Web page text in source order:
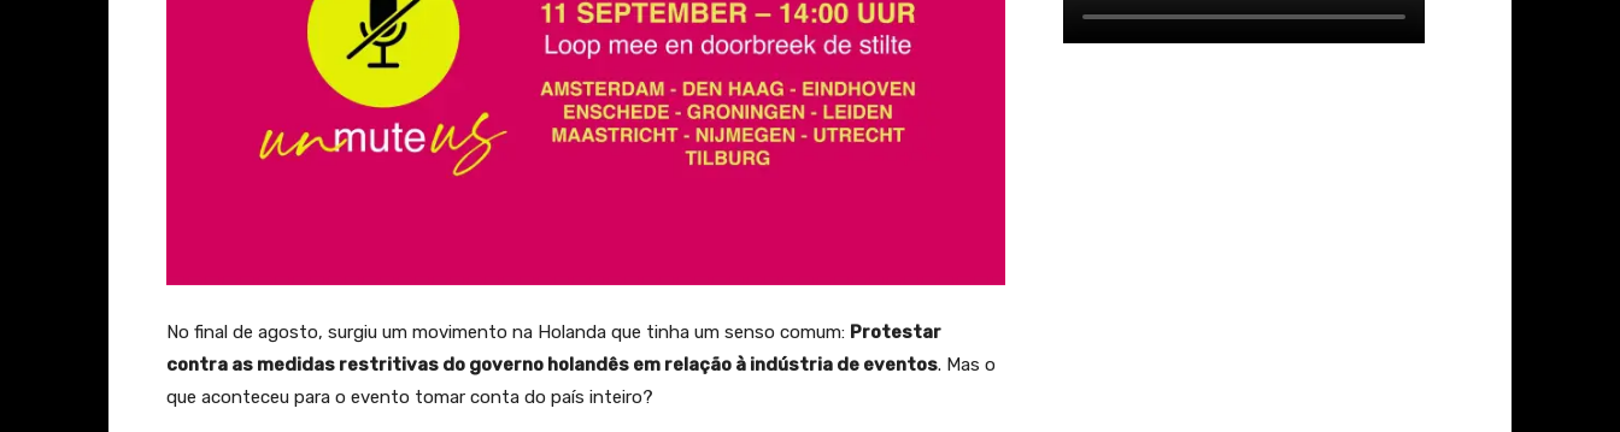
No final de agosto, surgiu um movimento na Holanda que tinha um senso comum: Protestar
contra as medidas restritivas do governo holandês em relação à indústria de eventos. Mas o
que aconteceu para o evento tomar conta do país inteiro?